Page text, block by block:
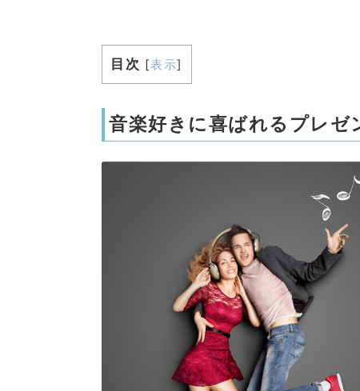
目次 [表示]
音楽好きに喜ばれるプレゼ